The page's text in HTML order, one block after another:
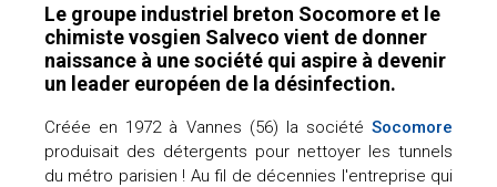
Le groupe industriel breton Socomore et le
chimiste vosgien Salveco vient de donner
naissance à une société qui aspire à devenir
un leader européen de la désinfection.
Créée en 1972 à Vannes (56) la société Socomore
produisait des détergents pour nettoyer les tunnels
du métro parisien ! Au fil de décennies l'entreprise qui